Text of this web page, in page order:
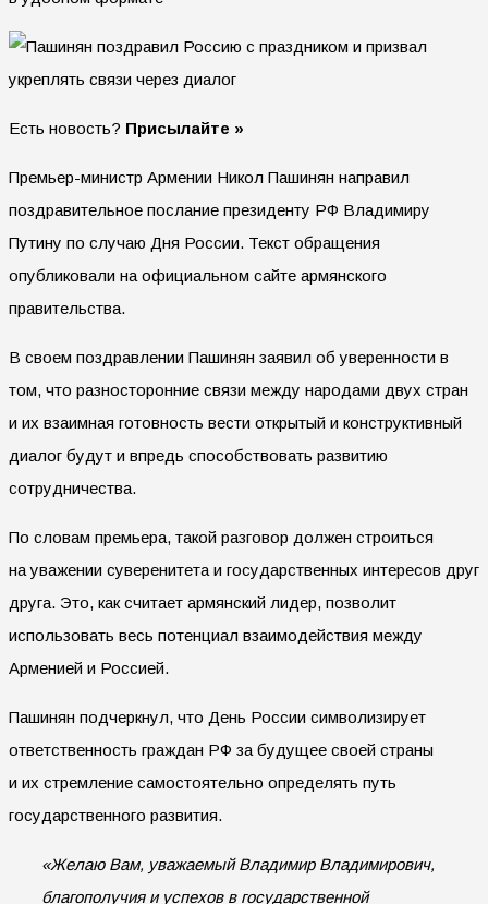
Есть новость? Присылайте »
Премьер-министр Армении Никол Пашинян направил
поздравительное послание президенту РФ Владимиру
Путину по случаю Дня России. Текст обращения
опубликовали на официальном сайте армянского
правительства.
В своем поздравлении Пашинян заявил об уверенности в
том, что разносторонние связи между народами двух стран
и их взаимная готовность вести открытый и конструктивный
диалог будут и впредь способствовать развитию
сотрудничества.
По словам премьера, такой разговор должен строиться
на уважении суверенитета и государственных интересов друг
друга. Это, как считает армянский лидер, позволит
использовать весь потенциал взаимодействия между
Арменией и Россией.
Пашинян подчеркнул, что День России символизирует
ответственность граждан РФ за будущее своей страны
и их стремление самостоятельно определять путь
государственного развития.
«Желаю Вам, уважаемый Владимир Владимирович,
благополучия и успехов в государственной